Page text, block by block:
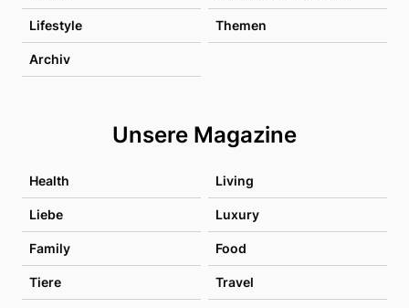
Lifestyle Themen
Archiv
Unsere Magazine
Health Living
Liebe Luxury
Family Food
Tiere Travel